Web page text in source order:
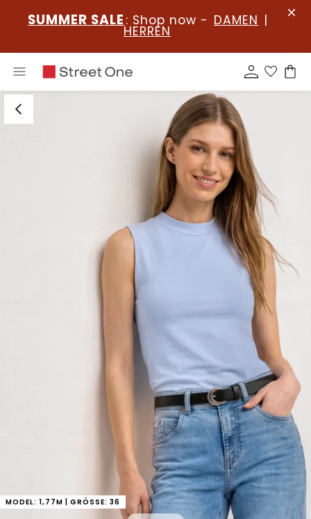
SUMMER SALE : Shop now - DAMEN |
HERREN
MODEL: 1,77M | GRÖSSE: 36